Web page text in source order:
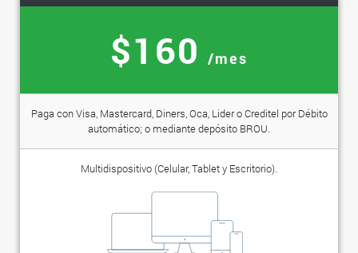
$160 /mes
Paga con Visa, Mastercard, Diners, Oca, Lider o Creditel por Débito
automático; o mediante depósito BROU.
Multidispositivo (Celular, Tablet y Escritorio).